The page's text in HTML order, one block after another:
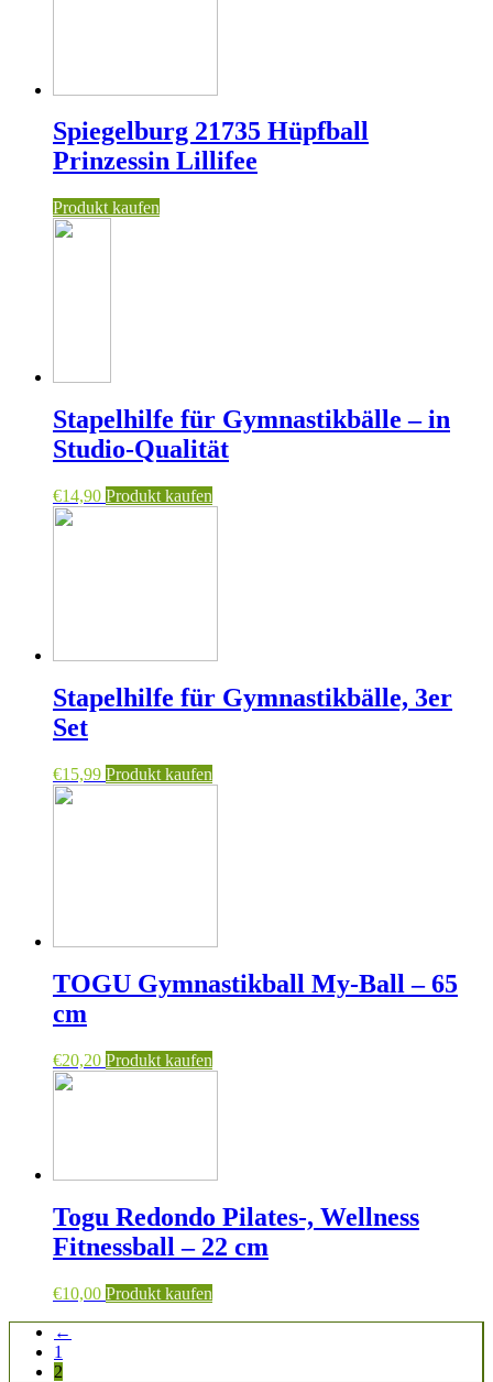
Spiegelburg 21735 Hüpfball
Prinzessin Lillifee
Produkt kaufen
Stapelhilfe für Gymnastikbälle – in
Studio-Qualität
€14,90 Produkt kaufen
Stapelhilfe für Gymnastikbälle, 3er
Set
€15,99 Produkt kaufen
TOGU Gymnastikball My-Ball – 65
cm
€20,20 Produkt kaufen
Togu Redondo Pilates-, Wellness
Fitnessball – 22 cm
€10,00 Produkt kaufen
←
1
2